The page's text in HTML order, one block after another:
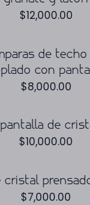
$12,000.00
de
con
$8,000.00
de
$10,000.00
$7,000.00